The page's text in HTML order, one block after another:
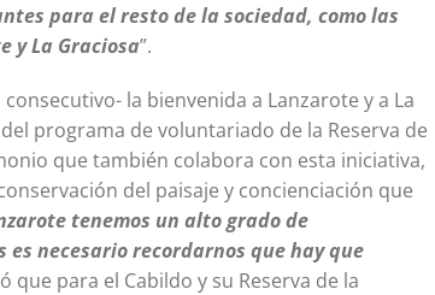
para el resto de la sociedad, como las
y La Graciosa”.
la bienvenida a Lanzarote y a La
programa de voluntariado de la Reserva de
que también colabora con esta iniciativa,
del paisaje y concienciación que
tenemos un alto grado de
necesario recordarnos que hay que
que para el Cabildo y su Reserva de la